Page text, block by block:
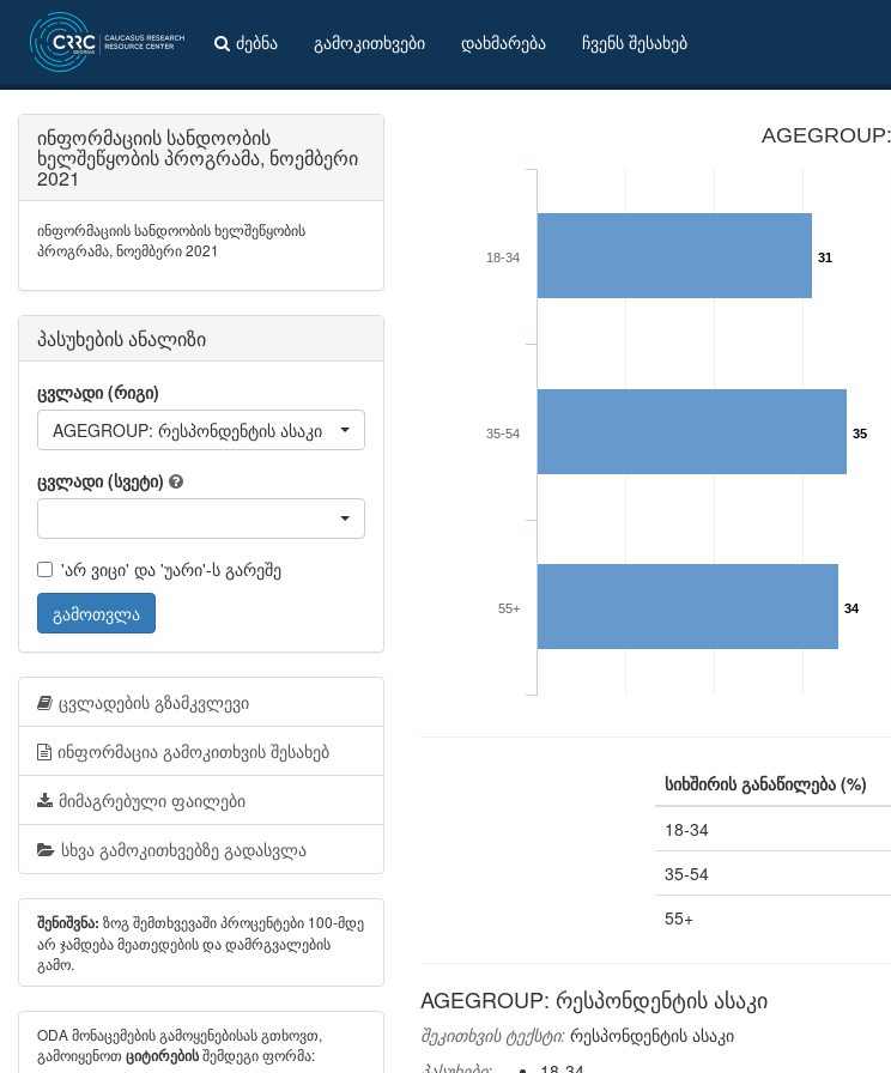
ძებნა გამოკითხვები დახმარება ჩვენს შესახებ
31
35
34
18-34
35-54
55+
სიხშირის განაწილება (%)
18-34
35-54
55+
AGEGROUP: რესპონდენტის ასაკი
შეკითხვის ტექსტი: რესპონდენტის ასაკი
ინფორმაციის სანდოობის
ხელშეწყობის პროგრამა, ნოემბერი
2021
ინფორმაციის სანდოობის ხელშეწყობის
პროგრამა, ნოემბერი 2021
პასუხების ანალიზი
ცვლადი (რიგი)
AGEGROUP: რესპონდენტის ასაკი
ცვლადი (სვეტი)
'არ ვიცი' და 'უარი'-ს გარეშე
გამოთვლა
ცვლადების გზამკვლევი
ინფორმაცია გამოკითხვის შესახებ
მიმაგრებული ფაილები
სხვა გამოკითხვებზე გადასვლა
შენიშვნა: ზოგ შემთხვევაში პროცენტები 100-მდე
არ ჯამდება მეათედების და დამრგვალების
გამო.
ODA მონაცემების გამოყენებისას გთხოვთ,
გამოიყენოთ ციტირებისშემდეგი ფორმა: